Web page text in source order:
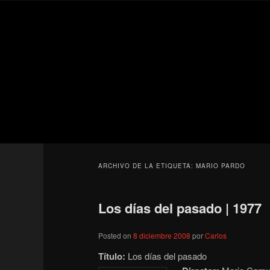
ARCHIVO DE LA ETIQUETA:MARIO PARDO
Los días del pasado | 1977
Posted on8 diciembre 2008 porCarlos
Título: Los días del pasado